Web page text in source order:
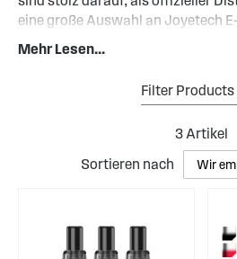
eine große Auswahl an Joyetech
und Coils zu führen, die für jeden
qualitativ hochwertige, innovative
Mehr Lesen...
Filter Products
3Artikel
Sortieren nach